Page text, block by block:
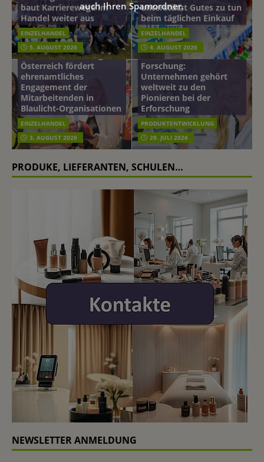
baut Karrierewege im
Handel weiter aus
EINZELHANDEL
5. AUGUST 2026
unterstützt Gutes zu tun
beim täglichen Einkauf
EINZELHANDEL
4. AUGUST 2026
mehr vom leben tag: dm
Österreich fördert
ehrenamtliches
Engagement der
Mitarbeitenden in
Blaulicht-Organisationen
EINZELHANDEL
3. AUGUST 2026
Beiersdorf
Hautmikrobiom-
Forschung:
Unternehmen gehört
weltweit zu den
Pionieren bei der
Erforschung
PRODUKTENTWICKLUNG
29. JULI 2026
PRODUKE, LIEFERANTEN, SCHULEN…
NEWSLETTER ANMELDUNG
auch Ihren Spamordner.